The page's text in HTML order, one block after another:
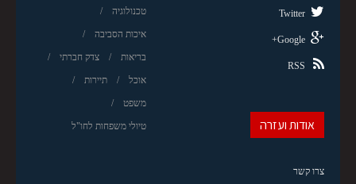
טכנולוגיה
איכות הסביבה
בריאות צדק חברתי
אוכל תיירות
משפט
טיולי משפחות לחו"ל
Twitter
Google+
RSS
אודות ועזרה
צרו קשר